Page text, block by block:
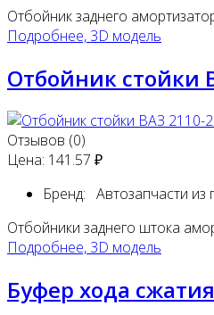
Отбойник заднего
Подробнее, 3D модель
Отбойник стойки
Отзывов (0)
Цена: 141.57 ₽
Бренд: Автозапчасти из
Отбойники заднего штока
Подробнее, 3D модель
Буфер хода